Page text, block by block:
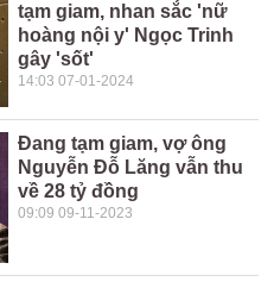
tạm giam, nhan sắc 'nữ
hoàng nội y' Ngọc Trinh
gây 'sốt'
14:03 07-01-2024
Đang tạm giam, vợ ông
Nguyễn Đỗ Lăng vẫn thu
về 28 tỷ đồng
09:09 09-11-2023